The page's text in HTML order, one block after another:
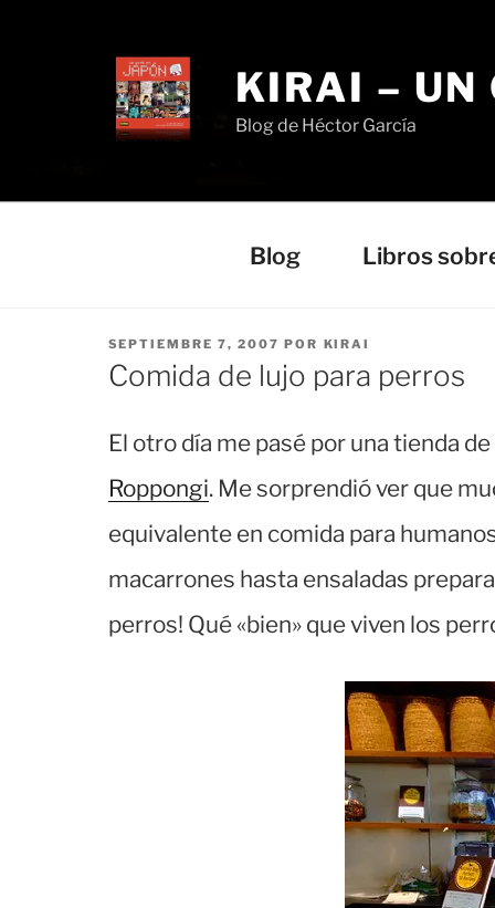
KIRAI – UN
Blog de Héctor García
Blog Libros
PUBLICADO
EL
SEPTIEMBRE 7, 2007 POR KIRAI
Comida de lujo para perros
El otro día me pasé por una tienda
Roppongi. Me sorprendió ver que
equivalente en comida para
macarrones hasta ensaladas
perros! Qué «bien» que viven los